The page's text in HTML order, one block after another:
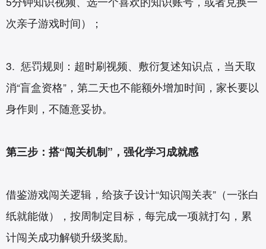
次亲子游戏时间）；
3. 惩罚规则：超时刷视频、敷衍复述知识点，当天取
消“盲盒资格”，第二天也不能额外增加时间，家长要以
身作则，不随意妥协。
第三步：搭“闯关机制”，强化学习成就感
借鉴游戏闯关逻辑，给孩子设计“知识闯关表”（一张白
纸就能做），按周制定目标，每完成一项就打勾，累
计闯关成功解锁升级奖励。